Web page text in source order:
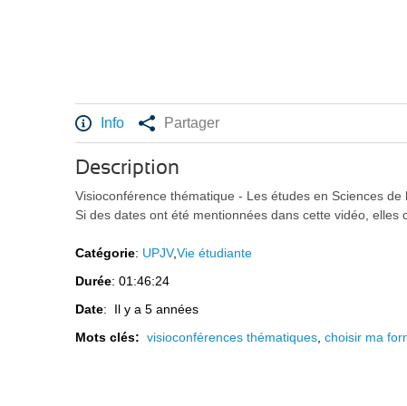
Info Partager
Description
Visioconférence thématique - Les études en Sciences de
Si des dates ont été mentionnées dans cette vidéo, elles
Catégorie: UPJV,Vie étudiante
Durée: 01:46:24
Date: Il y a 5 années
Mots clés:visioconférences thématiques ,choisir ma